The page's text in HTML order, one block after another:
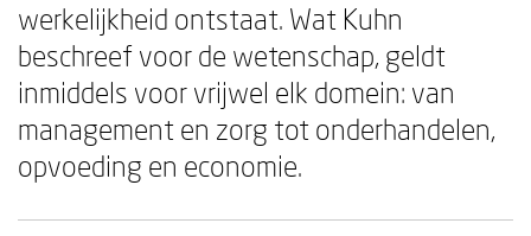
werkelijkheid ontstaat. Wat Kuhn
beschreef voor de wetenschap, geldt
inmiddels voor vrijwel elk domein: van
management en zorg tot onderhandelen,
opvoeding en economie.